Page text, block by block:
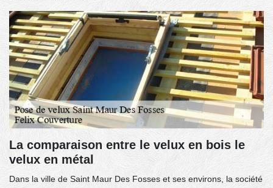
La comparaison entre le velux en bois le
velux en métal
Dans la ville de Saint Maur Des Fosses et ses environs, la société